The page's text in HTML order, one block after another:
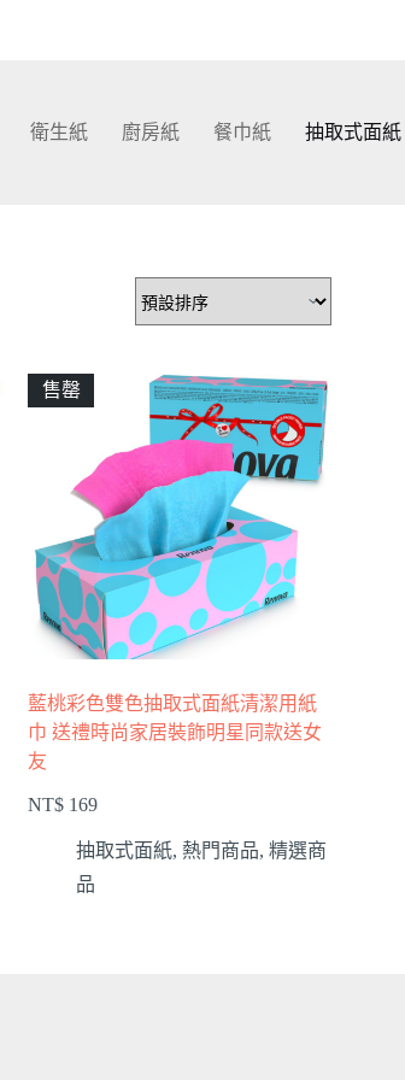
衛生紙 廚房紙 餐巾紙 抽取式面紙
售罄
藍桃彩色雙色抽取式面紙清潔用紙
巾 送禮時尚家居裝飾明星同款送女
友
NT$ 169
抽取式面紙, 熱門商品,精選商
品